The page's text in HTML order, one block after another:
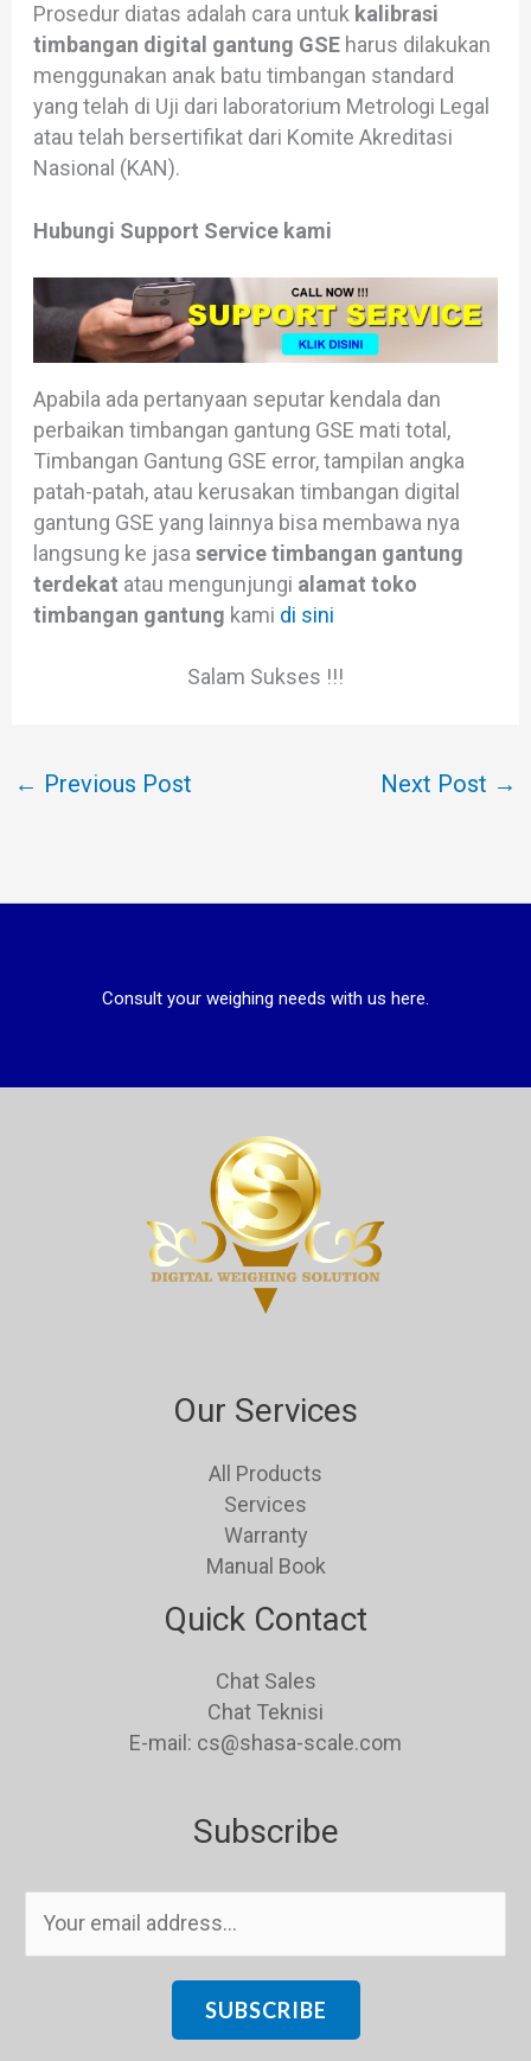
Prosedur diatas adalah cara untuk kalibrasi
timbangan digital gantung GSEharus dilakukan
menggunakan anak batu timbangan standard
yang telah di Uji dari laboratorium Metrologi Legal
atau telah bersertifikat dari Komite Akreditasi
Nasional (KAN).
Hubungi Support Service kami
Apabila ada pertanyaan seputar kendala dan
perbaikan timbangan gantung GSE mati total,
Timbangan Gantung GSE error, tampilan angka
patah-patah, atau kerusakan timbangan digital
gantung GSE yang lainnya bisa membawa nya
langsung ke jasa service timbangan gantung
terdekat atau mengunjungi alamat toko
timbangan gantung kami di sini
Salam Sukses !!!
← Previous Post Next Post →
Consult your weighing needs with us here.
Our Services
All Products
Services
Warranty
Manual Book
Quick Contact
Chat Sales
Chat Teknisi
E-mail: cs@shasa-scale.com
Subscribe
SUBSCRIBE